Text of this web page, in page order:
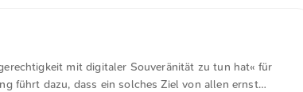
mit digitaler Souveränität zu tun hat« für
führt dazu, dass ein solches Ziel von allen ernst